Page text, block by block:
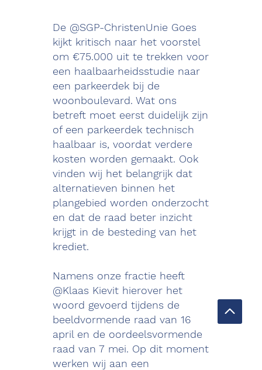
De @SGP-ChristenUnie Goes
kijkt kritisch naar het voorstel
om €75.000 uit te trekken voor
een haalbaarheidsstudie naar
een parkeerdek bij de
woonboulevard. Wat ons
betreft moet eerst duidelijk zijn
of een parkeerdek technisch
haalbaar is, voordat verdere
kosten worden gemaakt. Ook
vinden wij het belangrijk dat
alternatieven binnen het
plangebied worden onderzocht
en dat de raad beter inzicht
krijgt in de besteding van het
krediet.
Namens onze fractie heeft
@Klaas Kievit hierover het
woord gevoerd tijdens de
beeldvormende raad van 16
april en de oordeelsvormende
raad van 7 mei. Op dit moment
werken wij aan een